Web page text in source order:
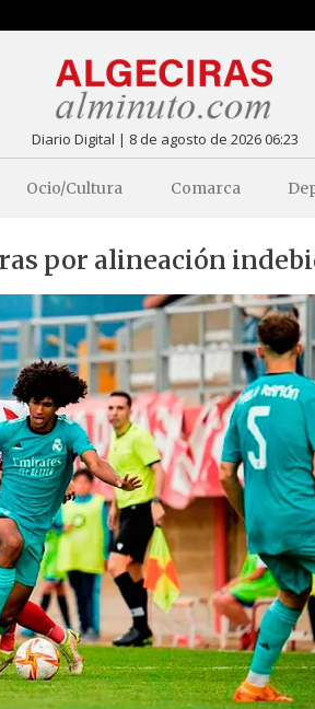
Diario Digital | 8 de agosto de 2026 06:23
Ocio/Cultura Comarca
por alineación